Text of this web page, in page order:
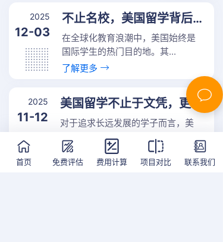
2025
12-03
不止名校，美国留学背后的四大成长机遇！
在全球化教育浪潮中，美国始终是
国际学生的热门目的地。其...
了解更多
2025
11-12
美国留学不止于文凭，更是人生成长的...
对于追求长远发展的学子而言，美
国留学的价值远不止一张海...
了解更多
首页 免费评估 费用计算 项目对比 联系我们